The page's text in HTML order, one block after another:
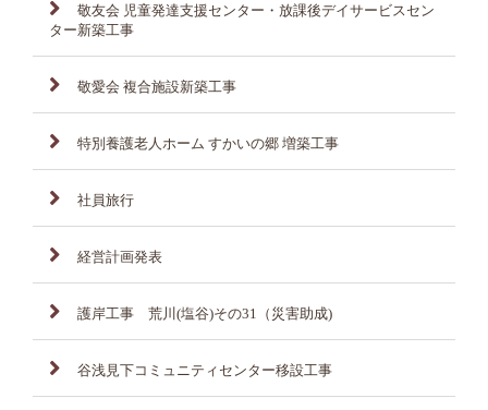
敬友会 児童発達支援センター・放課後デイサービスセン
ター新築工事
敬愛会 複合施設新築工事
特別養護老人ホーム すかいの郷 増築工事
社員旅行
経営計画発表
護岸工事 荒川(塩谷)その31（災害助成)
谷浅見下コミュニティセンター移設工事